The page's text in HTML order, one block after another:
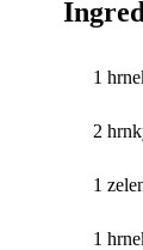
1
2
1
1